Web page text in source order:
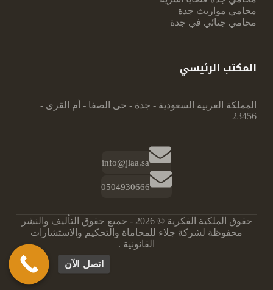
محامي مواريث جدة
محامي جنائي في جدة
المكتب الرئيسي
المملكة العربية السعودية - جدة - حى الصفا - أم القرى -
23456
info@jlaa.sa
0504930666
حقوق الملكية الفكرية © 2026 - جميع حقوق التأليف والنشر
محفوظة لشركة جلاء للمحاماة والتحكيم والاستشارات
القانونية .
اتصل الآن